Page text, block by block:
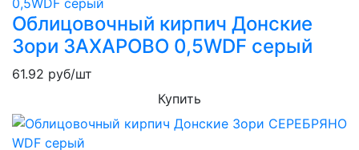
Облицовочный кирпич Донские
Зори ЗАХАРОВО 0,5WDF серый
61.92 руб/шт
Купить